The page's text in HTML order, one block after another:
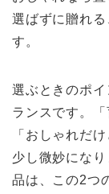
選ばずに贈れ
す。
選ぶときのポ
ランスです。
「おしゃれだ
少し微妙にな
品は、この2つ